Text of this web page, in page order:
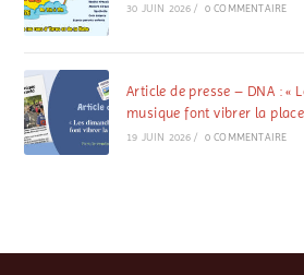
30 JUIN 2026 / 0 COMMENTAIRE
Article de presse – DNA : «
musique font vibrer la
19 JUIN 2026 / 0 COMMENTAIRE